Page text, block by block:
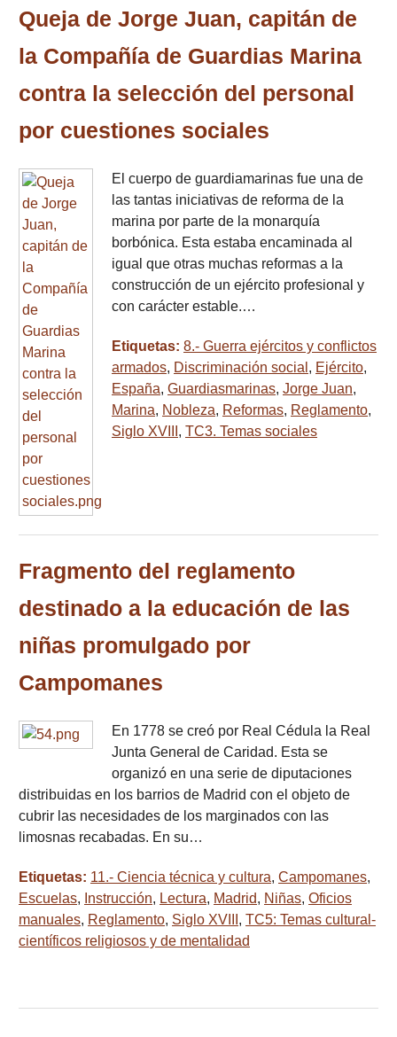
Queja de Jorge Juan, capitán de
la Compañía de Guardias Marina
contra la selección del personal
por cuestiones sociales
El cuerpo de guardiamarinas fue una de
las tantas iniciativas de reforma de la
marina por parte de la monarquía
borbónica. Esta estaba encaminada al
igual que otras muchas reformas a la
construcción de un ejército profesional y
con carácter estable.…
Etiquetas: 8.- Guerra ejércitos y conflictos
armados, Discriminación social , Ejército,
España, Guardiasmarinas, Jorge Juan,
Marina, Nobleza, Reformas, Reglamento,
Siglo XVIII , TC3. Temas sociales
Fragmento del reglamento
destinado a la educación de las
niñas promulgado por
Campomanes
En 1778 se creó por Real Cédula la Real
Junta General de Caridad. Esta se
organizó en una serie de diputaciones
distribuidas en los barrios de Madrid con el objeto de
cubrir las necesidades de los marginados con las
limosnas recabadas. En su…
Etiquetas: 11.- Ciencia técnica y cultura, Campomanes,
Escuelas, Instrucción, Lectura, Madrid, Niñas, Oficios
manuales, Reglamento, Siglo XVIII , TC5: Temas cultural-
científicos religiosos y de mentalidad